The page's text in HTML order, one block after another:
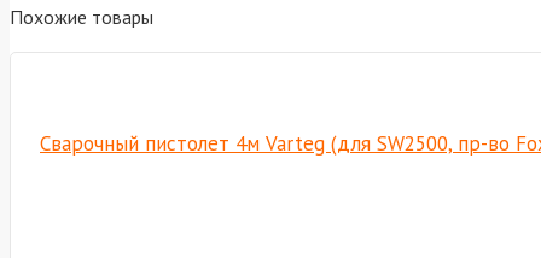
Похожие товары
Сварочный пистолет 4м Varteg (для SW2500, пр-во